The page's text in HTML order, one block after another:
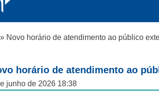
» Novo horário de atendimento ao público
horário de atendimento ao
junho de 2026 18:38